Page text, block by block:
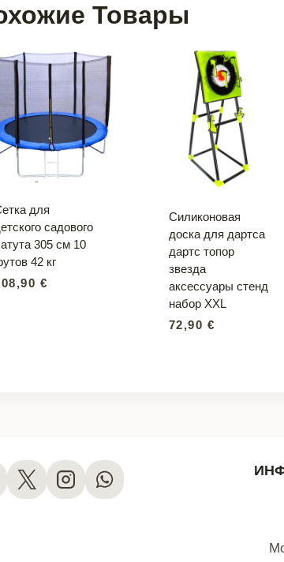
Товары
для
садового
305 см 10
42 кг
€
Силиконовая
доска для дартса
дартс топор
звезда
аксессуары стенд
набор XXL
72,90 €